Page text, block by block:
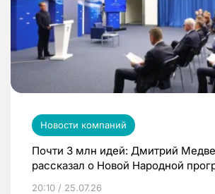
Новости компаний
Почти 3 млн идей: Дмитрий
рассказал о Новой Народной
20:10 / 25.07.26